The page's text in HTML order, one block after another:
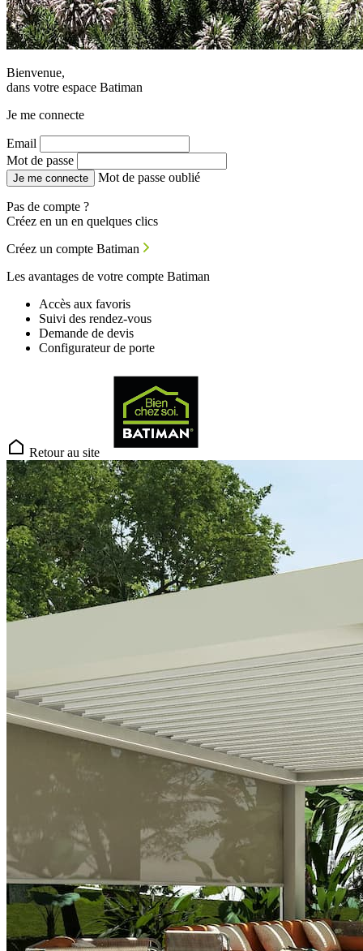
Bienvenue,
dans votre espace Batiman
Je me connecte
Email
Mot de passe
Je me connecte Mot de passe oublié
Pas de compte ?
Créez en un en quelques clics
Créez un compte Batiman
Les avantages de votre compte Batiman
Accès aux favoris
Suivi des rendez-vous
Demande de devis
Configurateur de porte
Retour au site